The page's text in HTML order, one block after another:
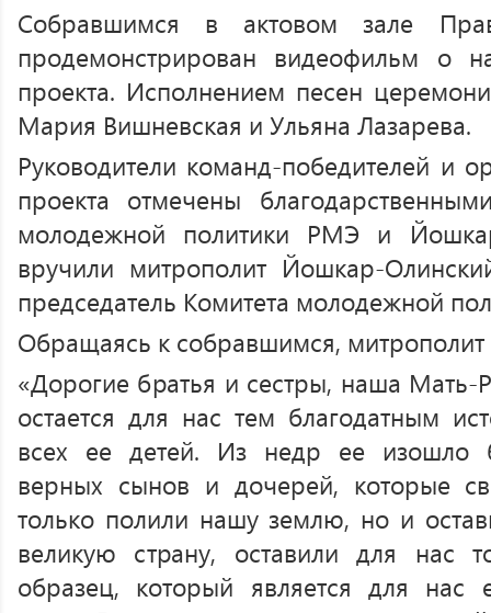
Собравшимся в актовом зале
продемонстрирован видеофильм о
проекта. Исполнением песен
Мария Вишневская и Ульяна Лазарева.
Руководители команд-победителей и
проекта отмечены
молодежной политики РМЭ и
вручили митрополит Йошкар-
председатель Комитета молодежной
Обращаясь к собравшимся, митрополит
«Дорогие братья и сестры, наша Мать-
остается для нас тем благодатным
всех ее детей. Из недр ее изошло
верных сынов и дочерей, которые
только полили нашу землю, но и
великую страну, оставили для нас
образец, который является для нас